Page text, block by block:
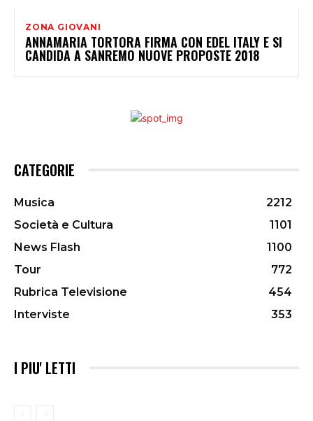
ZONA GIOVANI
ANNAMARIA TORTORA FIRMA CON EDEL ITALY E SI
CANDIDA A SANREMO NUOVE PROPOSTE 2018
CATEGORIE
Musica
2212
Società e Cultura
1101
News Flash
1100
Tour
772
Rubrica Televisione
454
Interviste
353
I PIU' LETTI